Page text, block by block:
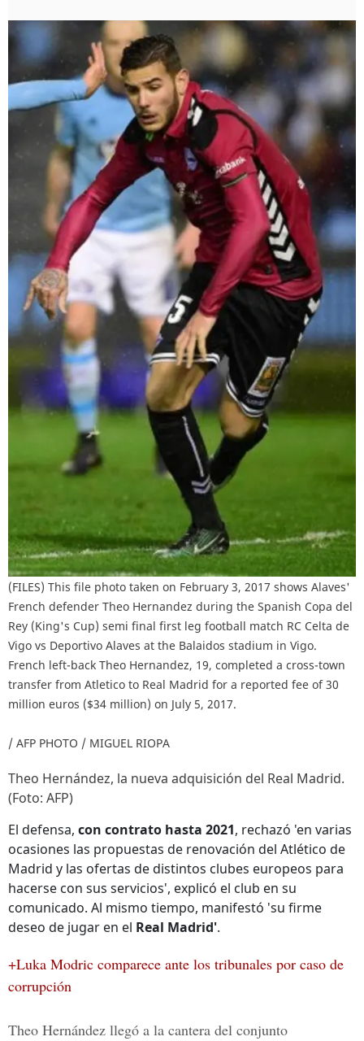
(FILES) This file photo taken on February 3, 2017 shows Alaves'
French defender Theo Hernandez during the Spanish Copa del
Rey (King's Cup) semi final first leg football match RC Celta de
Vigo vs Deportivo Alaves at the Balaidos stadium in Vigo.
French left-back Theo Hernandez, 19, completed a cross-town
transfer from Atletico to Real Madrid for a reported fee of 30
million euros ($34 million) on July 5, 2017.
/ AFP PHOTO / MIGUEL RIOPA
Theo Hernández, la nueva adquisición del Real Madrid.
(Foto: AFP)
El defensa, con contrato hasta 2021, rechazó 'en varias
ocasiones las propuestas de renovación del Atlético de
Madrid y las ofertas de distintos clubes europeos para
hacerse con sus servicios', explicó el club en su
comunicado. Al mismo tiempo, manifestó 'su firme
deseo de jugar en el Real Madrid'.
+Luka Modric comparece ante los tribunales por caso de
corrupción
Theo Hernández llegó a la cantera del conjunto